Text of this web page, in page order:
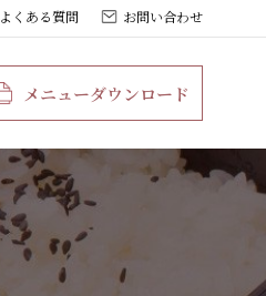
よくある質問 お問い合わせ
メニューダウンロード